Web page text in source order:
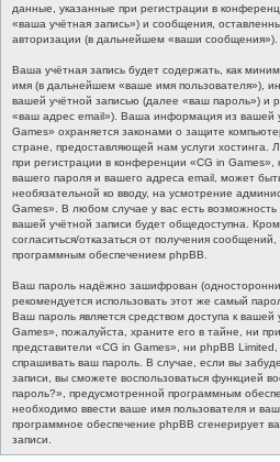
данные, указанные при регистрации в
«ваша учётная запись») и сообщения,
авторизации (в дальнейшем «ваши сообщения»).
Ваша учётная запись будет содержать, как
имя (в дальнейшем «ваше имя пользователя»),
вашей учётной записью (далее «ваш пароль») и
«ваш адрес email»). Ваша информация из вашей
Games» охраняется законами о защите
стране, предоставляющей нам услуги
при регистрации в конференции «CG in Games»,
вашего пароля и вашего адреса email, может
необязательной ко вводу, на усмотрение
Games». В любом случае у вас есть
вашей учётной записи будет общедоступна.
согласиться/отказаться от получения
программным обеспечением phpBB.
Ваш пароль надёжно зашифрован
рекомендуется использовать этот же самый
Ваш пароль является средством доступа к
Games», пожалуйста, храните его в тайне, ни при
представители «CG in Games», ни phpBB
спрашивать ваш пароль. В случае, если вы
записи, вы сможете воспользоваться функцией
пароль?», предусмотренной программным
необходимо ввести ваше имя пользователя и
программное обеспечение phpBB сгенерирует
записи.